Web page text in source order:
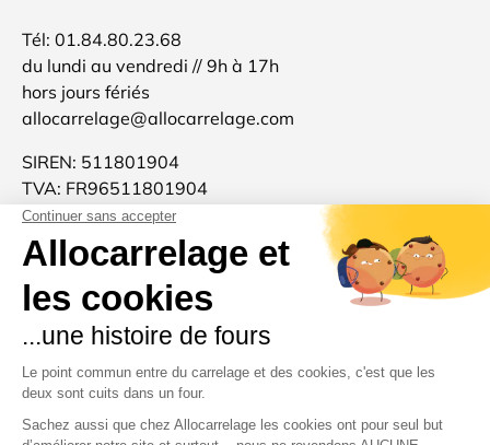
Tél: 01.84.80.23.68
du lundi au vendredi // 9h à 17h
hors jours fériés
allocarrelage@allocarrelage.com
SIREN: 511801904
TVA: FR96511801904
Allocarrelage est une marque française 🐓
d'inspiration italienne 🍝
Merci pour votre confiance et à très bientôt :-)
Moyens de paiement acceptés
Pays